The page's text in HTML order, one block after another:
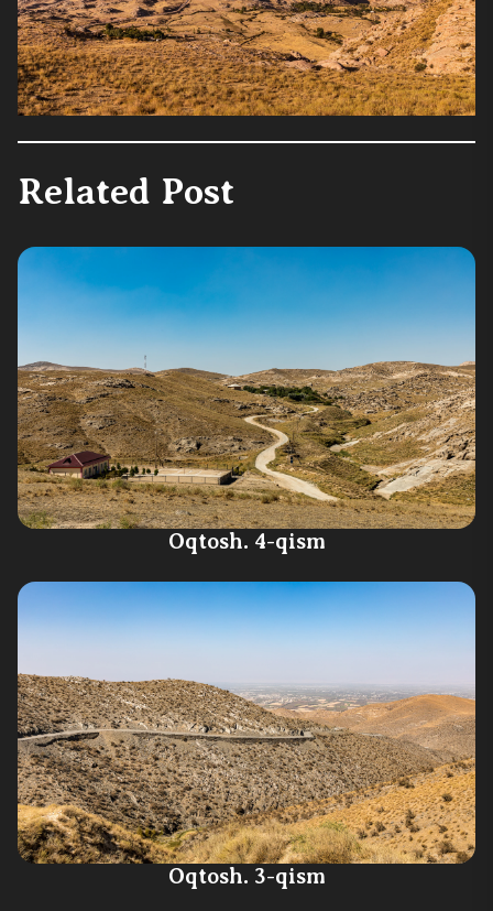
Related Post
Oqtosh. 4-qism
Oqtosh. 3-qism